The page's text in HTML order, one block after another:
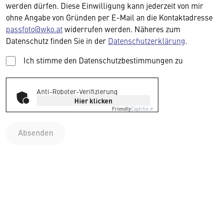
werden dürfen. Diese Einwilligung kann jederzeit von mir
ohne Angabe von Gründen per E-Mail an die Kontaktadresse
passfoto@wko.atwiderrufen werden. Näheres zum
Datenschutz finden Sie in der Datenschutzerklärung.
Ich stimme den Datenschutzbestimmungen zu
Anti-Roboter-Verifizierung
Hier klicken
FriendlyCaptcha ⇗
Absenden